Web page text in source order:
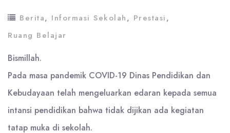
Berita, Informasi Sekolah, Prestasi,
Ruang Belajar
Bismillah.
Pada masa pandemik COVID-19 Dinas Pendidikan dan
Kebudayaan telah mengeluarkan edaran kepada semua
intansi pendidikan bahwa tidak dijikan ada kegiatan
tatap muka di sekolah.